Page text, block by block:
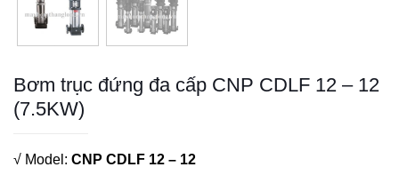
Bơm trục đứng đa cấp CNP CDLF 12 – 12
(7.5KW)
√ Model: CNP CDLF 12 – 12